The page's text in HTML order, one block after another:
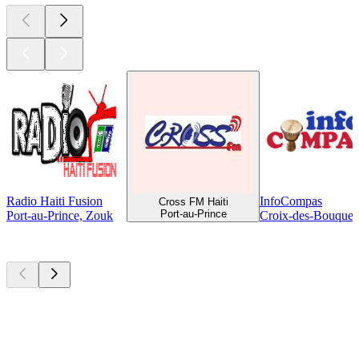
Radio Haiti Fusion
Port-au-Prince, Zouk
Cross FM Haiti
Port-au-Prince
InfoCompas
Croix-des-